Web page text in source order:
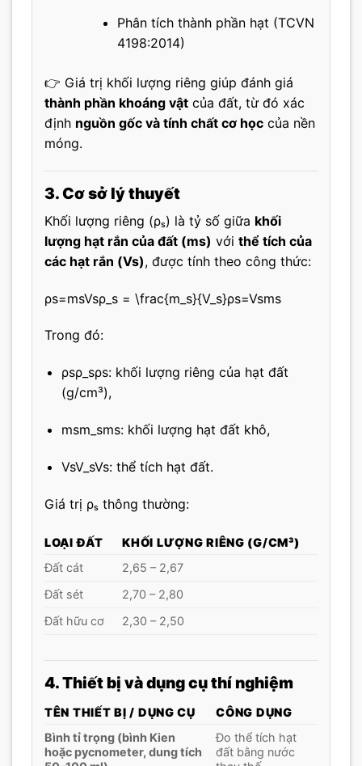
Phân tích thành phần hạt (TCVN
4198:2014)
👉 Giá trị khối lượng riêng giúp đánh giá
thành phần khoáng vật của đất, từ đó xác
định nguồn gốc và tính chất cơ học của nền
móng.
3. Cơ sở lý thuyết
Khối lượng riêng (ρₛ) là tỷ số giữa khối
lượng hạt rắn của đất (ms) với thể tích của
các hạt rắn (Vs), được tính theo công thức:
ρs=msVsρ_s = \frac{m_s}{V_s}ρs=Vsms
Trong đó:
ρsρ_sρs: khối lượng riêng của hạt đất
(g/cm³),
msm_sms: khối lượng hạt đất khô,
VsV_sVs: thể tích hạt đất.
Giá trị ρₛ thông thường:
LOẠI ĐẤT
KHỐI LƯỢNG RIÊNG (G/CM³)
Đất cát
2,65 – 2,67
Đất sét
2,70 – 2,80
Đất hữu cơ
2,30 – 2,50
4. Thiết bị và dụng cụ thí nghiệm
TÊN THIẾT BỊ / DỤNG CỤ
CÔNG DỤNG
Bình tỉ trọng (bình Kien
hoặc pycnometer, dung tích
Đo thể tích hạt
đất bằng nước